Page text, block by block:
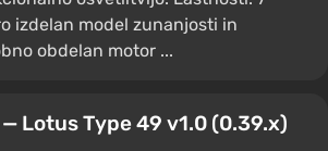
izdelan model zunanjosti in
obdelan motor ...
Lotus Type 49 v1.0 (0.39.x)